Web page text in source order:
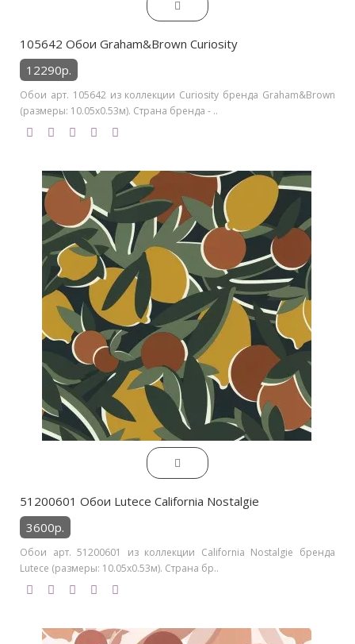
105642 Обои Graham&Brown Curiosity
12290р.
Обои арт. 105642 из коллекции Curiosity бренда Graham&Brown
(размеры: 10.05х0.53м). Страна бренда - ..
51200601 Обои Lutece California Nostalgie
3600р.
Обои арт. 51200601 из коллекции California Nostalgie бренда
Lutece (размеры: 10.05х0.53м). Страна бр..